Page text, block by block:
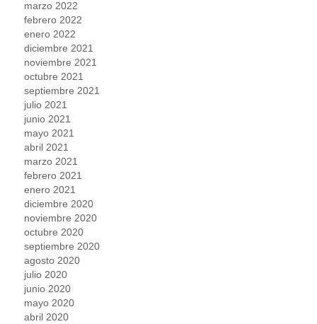
marzo 2022
febrero 2022
enero 2022
diciembre 2021
noviembre 2021
octubre 2021
septiembre 2021
julio 2021
junio 2021
mayo 2021
abril 2021
marzo 2021
febrero 2021
enero 2021
diciembre 2020
noviembre 2020
octubre 2020
septiembre 2020
agosto 2020
julio 2020
junio 2020
mayo 2020
abril 2020